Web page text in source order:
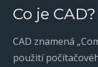
Co je CAD?
CAD znamená
použití